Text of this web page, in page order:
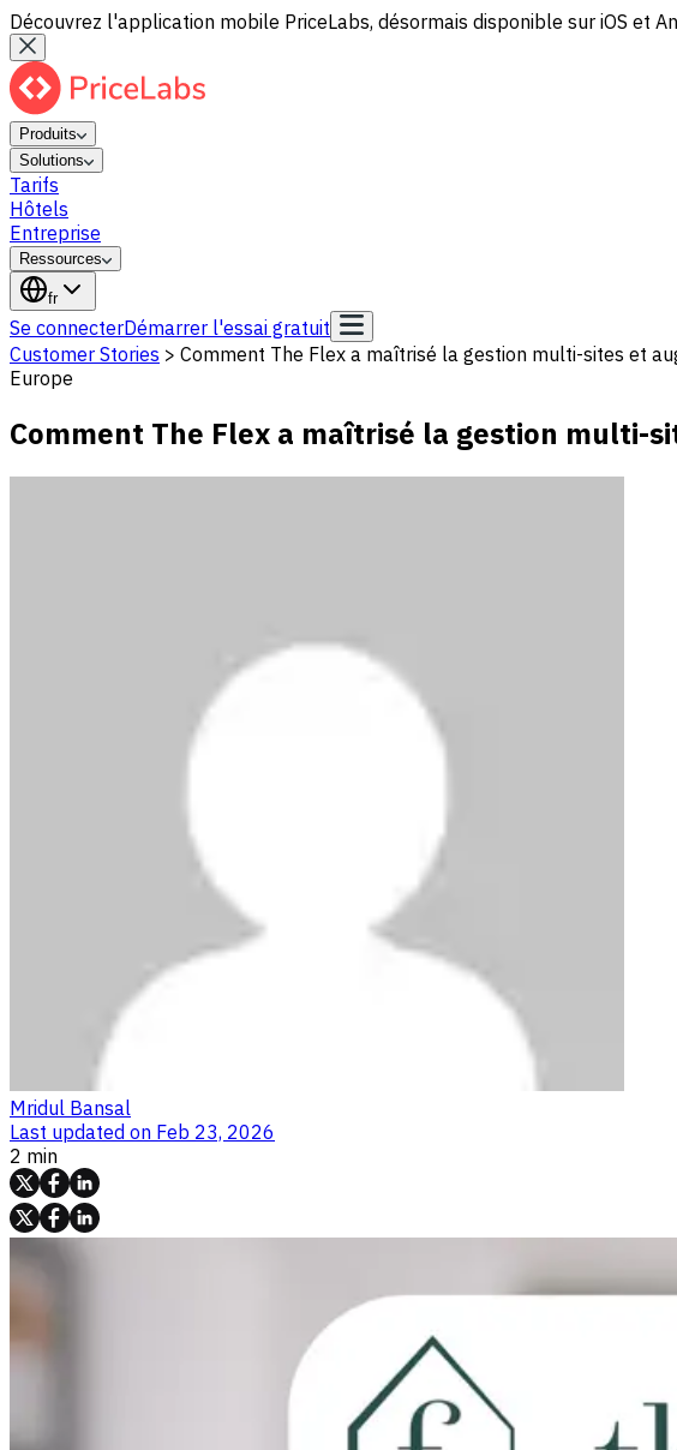
Découvrez l'application mobile PriceLabs, désormais disponible sur iOS et
Produits
Solutions
Tarifs
Hôtels
Entreprise
Ressources
fr
Se connecterDémarrer l'essai gratuit
Customer Stories > Comment The Flex a maîtrisé la gestion multi-sites et
Europe
Comment The Flex a maîtrisé la gestion multi-
Mridul Bansal
Last updated on Feb 23, 2026
2 min